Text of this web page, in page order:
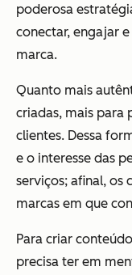
poderosa
conectar, engajar
marca.
Quanto mais
criadas, mais para
clientes. Dessa
e o interesse das
serviços; afinal, os
marcas em que
Para criar
precisa ter em